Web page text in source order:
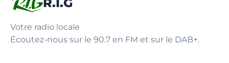
Votre radio locale
Écoutez-nous sur le 90.7 en FM et sur le DAB+.